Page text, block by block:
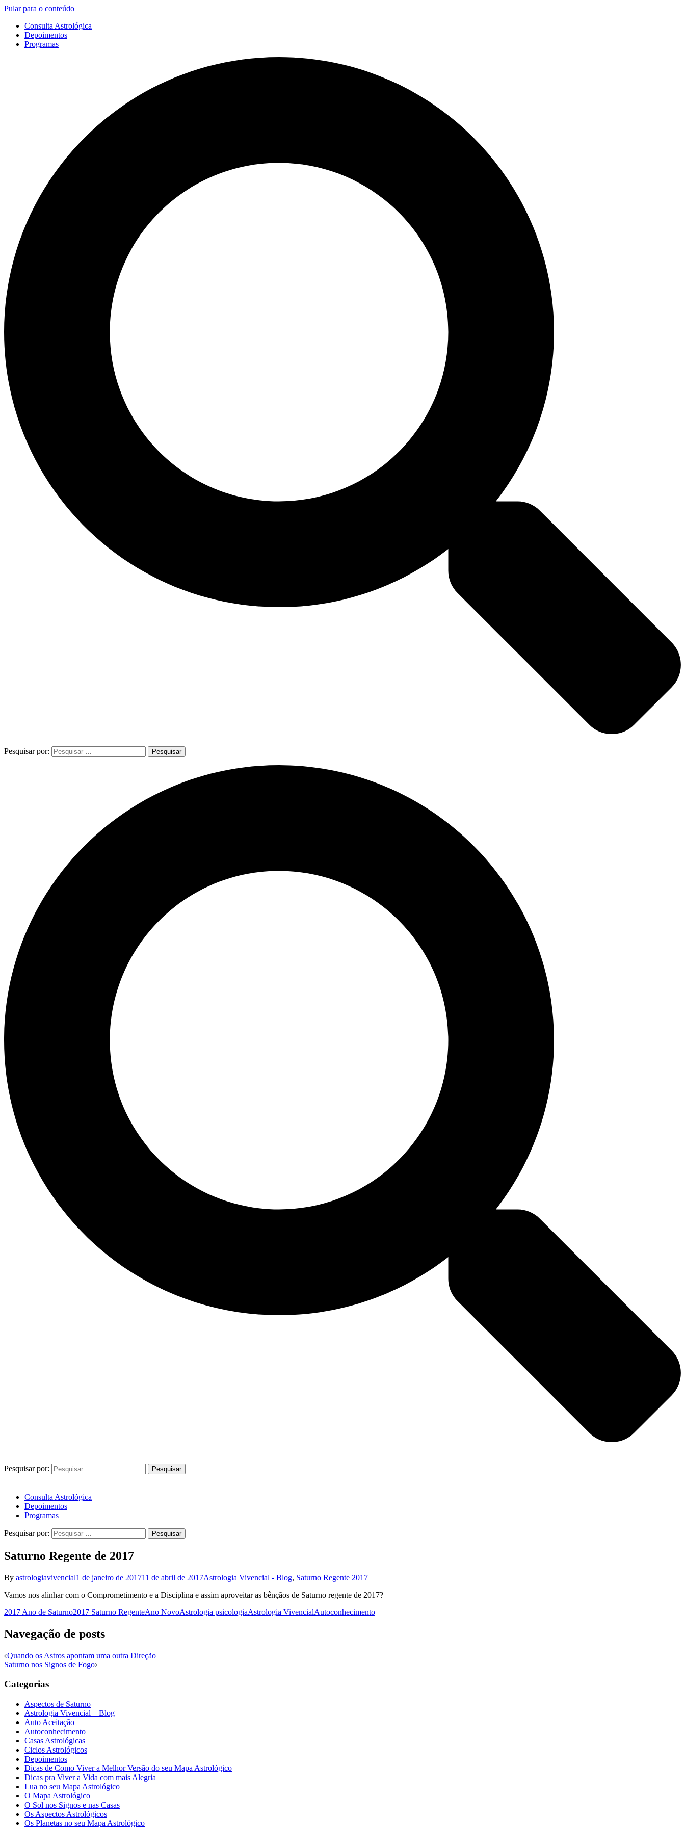
Pular para o conteúdo
Consulta Astrológica
Depoimentos
Programas
Pesquisar por:
Pesquisar por:
Consulta Astrológica
Depoimentos
Programas
Pesquisar por:
Saturno Regente de 2017
By astrologiavivencial1 de janeiro de 201711 de abril de 2017Astrologia Vivencial - Blog, Saturno Regente 2017
Vamos nos alinhar com o Comprometimento e a Disciplina e assim aproveitar as bênçãos de Saturno regente de 2017?
2017 Ano de Saturno2017 Saturno RegenteAno NovoAstrologia psicologiaAstrologia VivencialAutoconhecimento
Navegação de posts
Quando os Astros apontam uma outra Direção
Saturno nos Signos de Fogo
Categorias
Aspectos de Saturno
Astrologia Vivencial – Blog
Auto Aceitação
Autoconhecimento
Casas Astrológicas
Ciclos Astrológicos
Depoimentos
Dicas de Como Viver a Melhor Versão do seu Mapa Astrológico
Dicas pra Viver a Vida com mais Alegria
Lua no seu Mapa Astrológico
O Mapa Astrológico
O Sol nos Signos e nas Casas
Os Aspectos Astrológicos
Os Planetas no seu Mapa Astrológico